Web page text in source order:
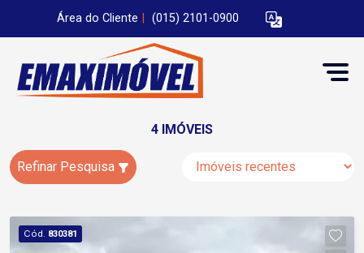
Área do Cliente (015) 2101-0900
4 IMÓVEIS
Refinar Pesquisa
Cód. 830381